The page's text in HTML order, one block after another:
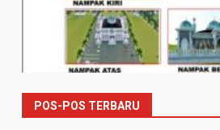
POS-POS TERBARU